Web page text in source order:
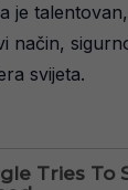
je
način,
svijeta.